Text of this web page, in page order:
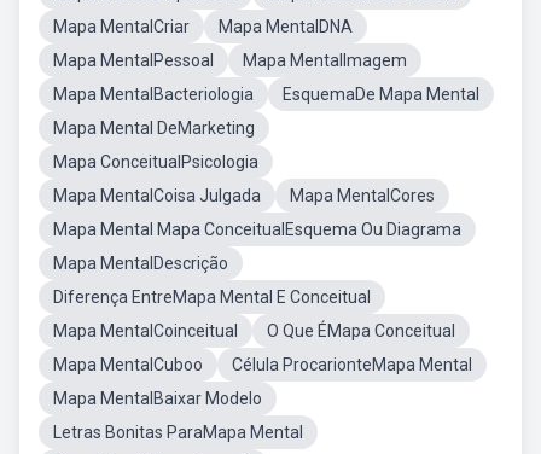
Mapa MentalCriar
Mapa MentalDNA
Mapa MentalPessoal
Mapa MentalImagem
Mapa MentalBacteriologia
EsquemaDe Mapa Mental
Mapa Mental DeMarketing
Mapa ConceitualPsicologia
Mapa MentalCoisa Julgada
Mapa MentalCores
Mapa Mental Mapa ConceitualEsquema Ou Diagrama
Mapa MentalDescrição
Diferença EntreMapa Mental E Conceitual
Mapa MentalCoinceitual
O Que ÉMapa Conceitual
Mapa MentalCuboo
Célula ProcarionteMapa Mental
Mapa MentalBaixar Modelo
Letras Bonitas ParaMapa Mental